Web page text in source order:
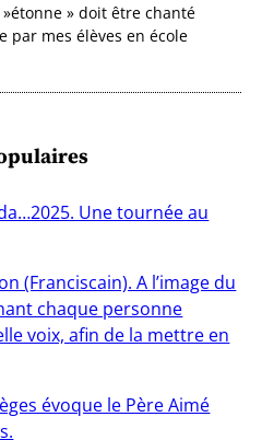
» doit être chanté
par mes élèves en école
Une tournée au
(Franciscain). A l’image du
chaque personne
voix, afin de la mettre en
évoque le Père Aimé